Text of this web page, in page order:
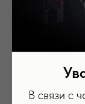
В связи с